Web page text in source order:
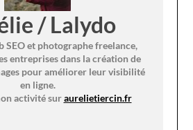
/ Lalydo
SEO et photographe freelance,
entreprises dans la création de
pour améliorer leur visibilité
en ligne.
activité suraurelietiercin.fr